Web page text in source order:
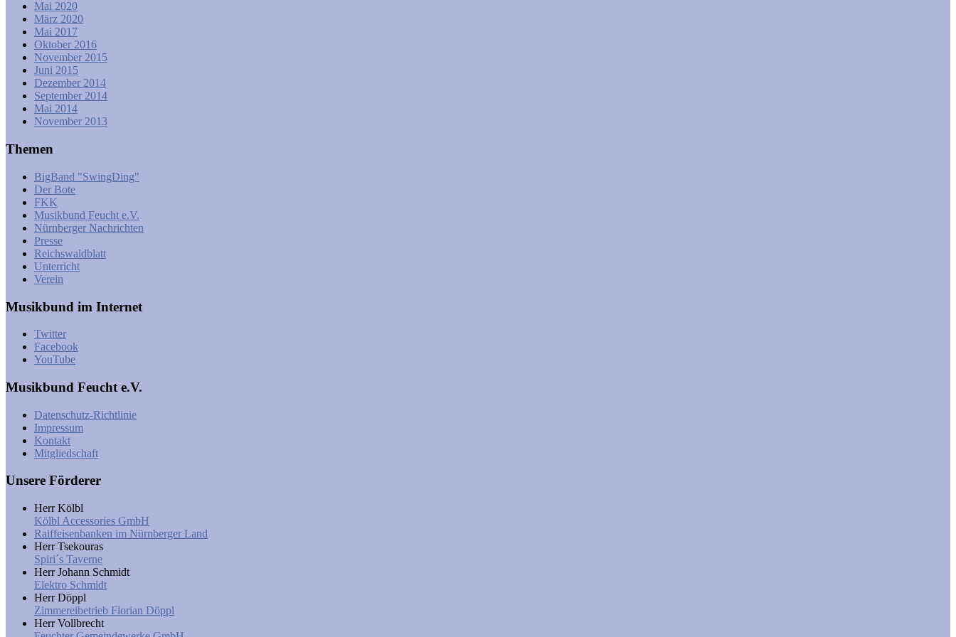
Mai 2020
März 2020
Mai 2017
Oktober 2016
November 2015
Juni 2015
Dezember 2014
September 2014
Mai 2014
November 2013
Themen
BigBand "SwingDing"
Der Bote
FKK
Musikbund Feucht e.V.
Nürnberger Nachrichten
Presse
Reichswaldblatt
Unterricht
Verein
Musikbund im Internet
Twitter
Facebook
YouTube
Musikbund Feucht e.V.
Datenschutz-Richtlinie
Impressum
Kontakt
Mitgliedschaft
Unsere Förderer
Herr Kölbl
Kölbl Accessories GmbH
Raiffeisenbanken im Nürnberger Land
Herr Tsekouras
Spiri´s Taverne
Herr Johann Schmidt
Elektro Schmidt
Herr Döppl
Zimmereibetrieb Florian Döppl
Herr Vollbrecht